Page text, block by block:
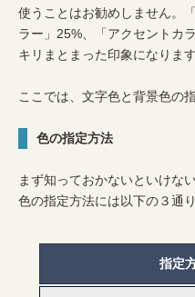
使うことはお勧めしません。
ラー」25%、「アクセントカ
キリまとまった印象になります
ここでは、文字色と背景色の
色の指定方法
まず知っておかないといけな
色の指定方法には以下の３通
指定